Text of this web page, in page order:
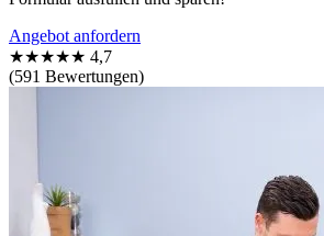
Angebot anfordern
★★★★★ 4,7
(591 Bewertungen)